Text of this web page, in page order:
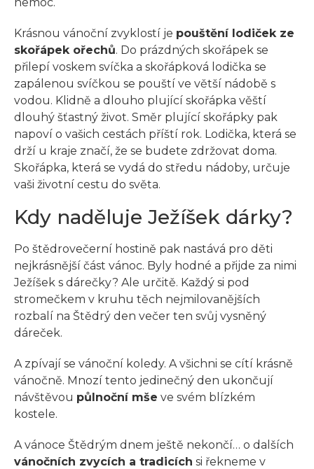
Krásnou vánoční zvyklostí je pouštění lodiček ze
skořápek ořechů. Do prázdných skořápek se
přilepí voskem svíčka a skořápková lodička se
zapálenou svíčkou se pouští ve větší nádobě s
vodou. Klidně a dlouho plující skořápka věští
dlouhý šťastný život. Směr plující skořápky pak
napoví o vašich cestách příští rok. Lodička, která se
drží u kraje značí, že se budete zdržovat doma.
Skořápka, která se vydá do středu nádoby, určuje
vaši životní cestu do světa.
Kdy naděluje Ježíšek dárky?
Po štědrovečerní hostině pak nastává pro děti
nejkrásnější část vánoc. Byly hodné a přijde za nimi
Ježíšek s dárečky? Ale určitě. Každý si pod
stromečkem v kruhu těch nejmilovanějších
rozbalí na Štědrý den večer ten svůj vysněný
dáreček.
A zpívají se vánoční koledy. A všichni se cítí krásně
vánočně. Mnozí tento jedinečný den ukončují
návštěvou půlnoční mše ve svém blízkém
kostele.
A vánoce Štědrým dnem ještě nekončí… o dalších
vánočních zvycích a tradicích si řekneme v